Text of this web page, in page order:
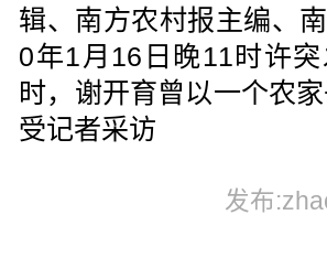
辑、南方农村报主编、
0年1月16日晚11时许
时，谢开育曾以一个农
受记者采访
发布